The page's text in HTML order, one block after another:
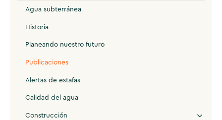
Agua subterránea
Historia
Planeando nuestro futuro
Publicaciones
Alertas de estafas
Calidad del agua
Construcción